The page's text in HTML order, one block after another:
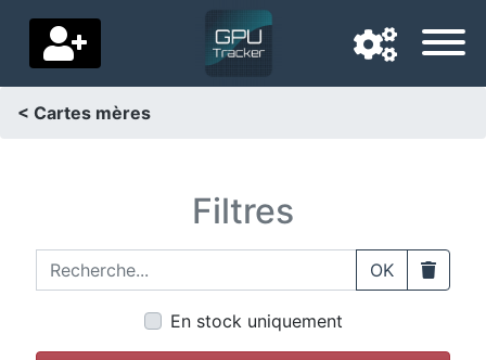
Accueil
Baisses de prix
Paramètres
< Cartes mères
Filtres
Recherche... OK Clear
En stock uniquement